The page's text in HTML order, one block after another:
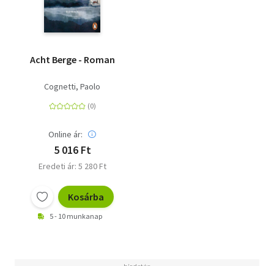
Acht Berge - Roman
Cognetti, Paolo
Online ár:
5 016 Ft
Eredeti ár: 5 280 Ft
Kosárba
5 - 10 munkanap